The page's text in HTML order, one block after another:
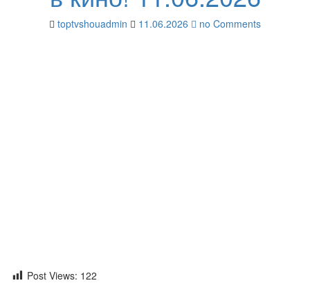
toptvshouadmin 11.06.2026 no Comments
Post Views: 122